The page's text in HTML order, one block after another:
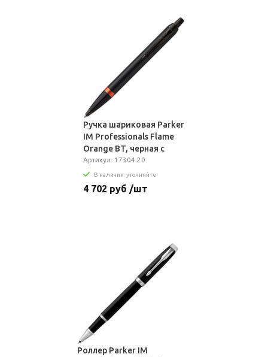
Ручка шариковая Parker
IM Professionals Flame
Orange BT, черная с
оранжевым
Артикул: 17304.20
В наличии: уточняйте
4 702 руб /шт
Роллер Parker IM